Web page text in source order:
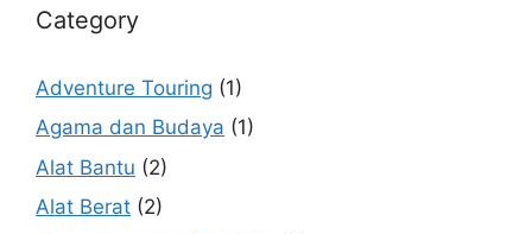
Category
Adventure Touring (1)
Agama dan Budaya (1)
Alat Bantu (2)
Alat Berat (2)